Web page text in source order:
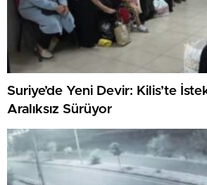
Suriye’de Yeni Devir: Kilis’te
Aralıksız Sürüyor